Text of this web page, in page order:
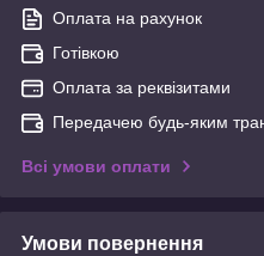
Оплата на рахунок
Готівкою
Оплата за реквізитами
Передачею будь-яким
Всі умови оплати
Умови повернення